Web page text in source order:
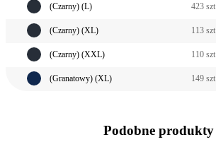
(Czarny) (L) 423 szt.
(Czarny) (XL) 113 szt.
(Czarny) (XXL) 110 szt.
(Granatowy) (XL) 149 szt.
Podobne produkty